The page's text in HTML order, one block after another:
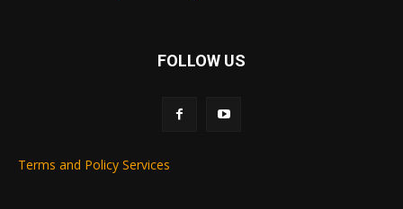
FOLLOW US
Terms and Policy Services